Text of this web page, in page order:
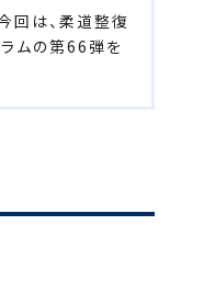
回は、柔道整復
ムの第66弾を